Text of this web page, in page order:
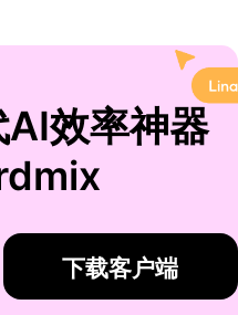
效率神器
下载客户端